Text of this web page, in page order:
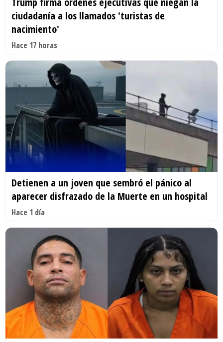
ciudadanía a los llamados 'turistas de
nacimiento'
Hace 17 horas
Detienen a un joven que sembró el pánico al
aparecer disfrazado de la Muerte en un hospital
Hace 1 día